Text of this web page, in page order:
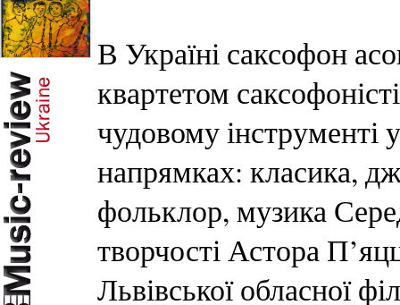
В Україні саксофон
квартетом
чудовому інструменті
напрямках: класика,
фольклор, музика
творчості Астора
Львівської обласної